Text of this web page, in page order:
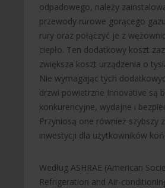
odpadowego, należy
przewody rurowe gorącego
rury oraz połączyć je z
ciepło. Ten dodatkowy koszt
zwiększa koszt urządzenia o
Nie wymagając tych
drzwi powietrzne Innovative są
konkurencyjne, wydajne i
Przyniosą one również szybszy
inwestycji dla użytkowników
Według ASHRAE (American
Refrigeration and Air-